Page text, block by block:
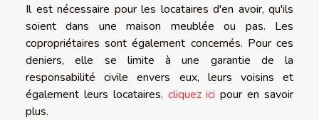
Il est nécessaire pour les locataires d'en avoir, qu'ils
soient dans une maison meublée ou pas. Les
copropriétaires sont également concernés. Pour ces
deniers, elle se limite à une garantie de la
responsabilité civile envers eux, leurs voisins et
également leurs locataires. cliquez ici pour en savoir
plus.